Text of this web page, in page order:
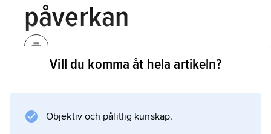
påverkan
anonym, en hantverksprodukt bland andra.
Den var dessutom oftast ett lagarbete: tio män
Vill du komma åt hela artikeln?
Objektiv och pålitlig kunskap.